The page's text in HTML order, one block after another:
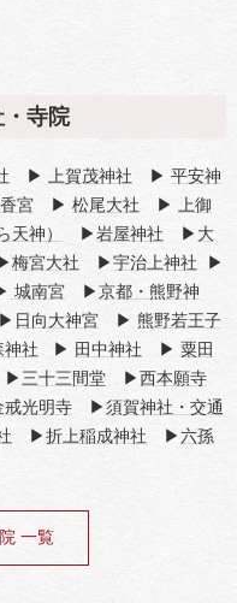
寺院
▶ 上賀茂神社 ▶ 平安神
宮▶ 松尾大社 ▶ 上御
天神） ▶ 岩屋神社 ▶ 大
梅宮大社 ▶ 宇治上神社 ▶
城南宮▶ 京都・熊野神
日向大神宮▶ 熊野若王子
神社 ▶ 田中神社 ▶ 粟田
三十三間堂▶ 西本願寺
戒光明寺▶ 須賀神社・交通
▶ 折上稲成神社 ▶ 六孫
一覧